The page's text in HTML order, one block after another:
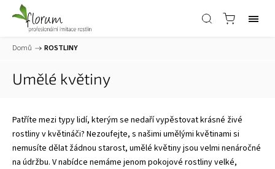
Domů / ROSTLINY
Umělé květiny
Patříte mezi typy lidí, kterým se nedaří vypěstovat krásné živé
rostliny v květináči? Nezoufejte, s našimi umělými květinami si
nemusíte dělat žádnou starost, umělé květiny jsou velmi nenáročné
na údržbu. V nabídce nemáme jenom pokojové rostliny velké,